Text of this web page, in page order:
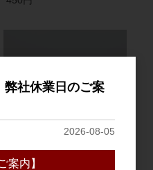
日本酒
弊社休業日のご案
2026-08-05
案内】